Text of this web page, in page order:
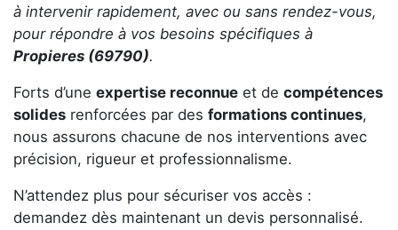
à intervenir rapidement, avec ou sans rendez-vous,
pour répondre à vos besoins spécifiques à
Propieres (69790).
Forts d’une expertise reconnue et de compétences
solides renforcées par des formations continues,
nous assurons chacune de nos interventions avec
précision, rigueur et professionnalisme.
N’attendez plus pour sécuriser vos accès :
demandez dès maintenant un devis personnalisé.